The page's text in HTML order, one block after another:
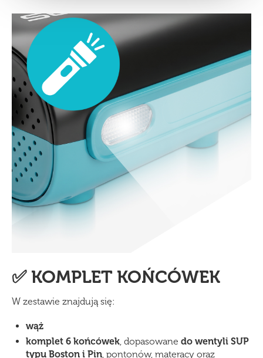
✅ KOMPLET KOŃCÓWEK
W zestawie znajdują się:
wąż
komplet 6 końcówek, dopasowane do wentyli SUP
typu Boston i Pin, pontonów, materacy oraz